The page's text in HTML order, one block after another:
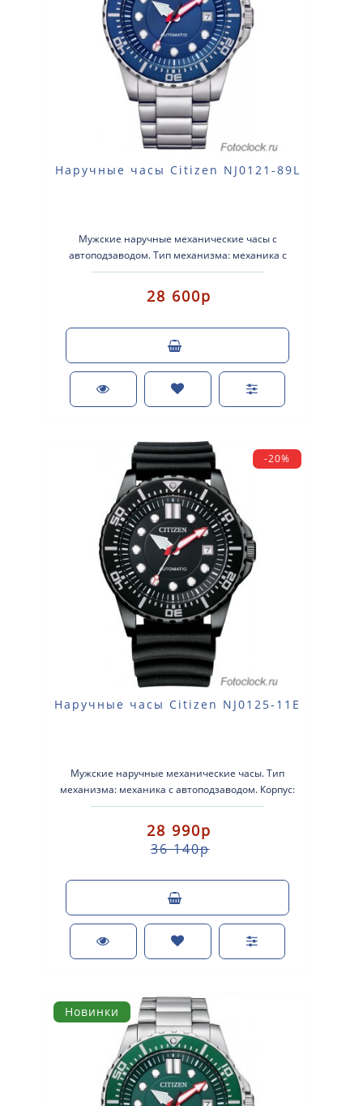
Наручные часы Citizen NJ0121-89L
Мужские наручные механические часы с
автоподзаводом. Тип механизма: механика с
автоподзаводом. Корпус: нержавеющая ..
28 600р
-20%
Наручные часы Citizen NJ0125-11E
Мужские наручные механические часы. Тип
механизма: механика с автоподзаводом. Корпус:
нержавеющая сталь. Ремешок: силико..
28 990р
36 140р
Новинки